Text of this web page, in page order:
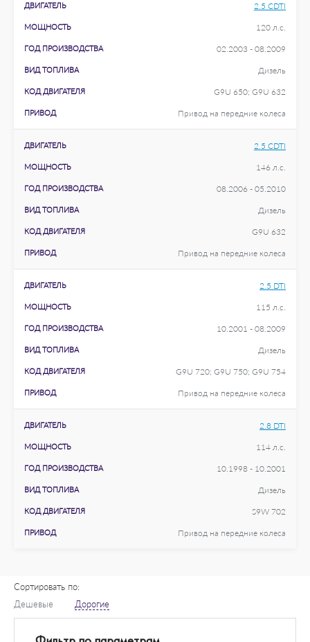
ДВИГАТЕЛЬ 2.5 CDTI
МОЩНОСТЬ 120 л.с.
ГОД ПРОИЗВОДСТВА 02.2003 - 08.2009
ВИД ТОПЛИВА Дизель
КОД ДВИГАТЕЛЯ G9U 650; G9U 632
ПРИВОД Привод на передние колеса
ДВИГАТЕЛЬ 2.5 CDTI
МОЩНОСТЬ 146 л.с.
ГОД ПРОИЗВОДСТВА 08.2006 - 05.2010
ВИД ТОПЛИВА Дизель
КОД ДВИГАТЕЛЯ G9U 632
ПРИВОД Привод на передние колеса
ДВИГАТЕЛЬ 2.5 DTI
МОЩНОСТЬ 115 л.с.
ГОД ПРОИЗВОДСТВА 10.2001 - 08.2009
ВИД ТОПЛИВА Дизель
КОД ДВИГАТЕЛЯ G9U 720; G9U 750; G9U 754
ПРИВОД Привод на передние колеса
ДВИГАТЕЛЬ 2.8 DTI
МОЩНОСТЬ 114 л.с.
ГОД ПРОИЗВОДСТВА 10.1998 - 10.2001
ВИД ТОПЛИВА Дизель
КОД ДВИГАТЕЛЯ S9W 702
ПРИВОД Привод на передние колеса
Сортировать по:
Дешевые
Дорогие